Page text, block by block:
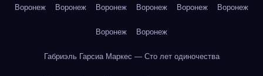
Воронеж Воронеж Воронеж Воронеж Воронеж Воронеж
Воронеж Воронеж
Габриэль Гарсиа Маркес — Сто лет одиночества